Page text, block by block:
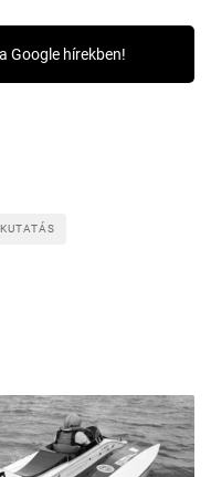
Google hírekben!